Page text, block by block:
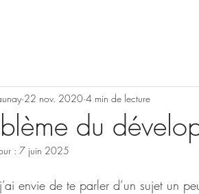
du
22 nov. 2020 4 min de lecture
: 7 juin 2025
envie de te parler d’un sujet un